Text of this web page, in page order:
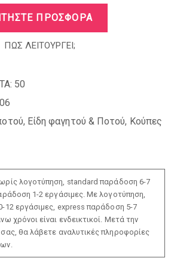
ΠΡΟΣΦΟΡΑ
ΠΩΣ ΛΕΙΤΟΥΡΓΕΙ;
50
, Είδη φαγητού & Ποτού, Κούπες
λογοτύπηση, standard παράδοση 6-7
1-2 εργάσιμες. Με λογοτύπηση,
12 εργάσιμες, express παράδοση 5-7
χρόνοι είναι ενδεικτικοί. Μετά την
θα λάβετε αναλυτικές πληροφορίες